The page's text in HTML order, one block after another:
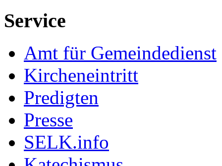
Service
Amt für Gemeindedienst
Kircheneintritt
Predigten
Presse
SELK.info